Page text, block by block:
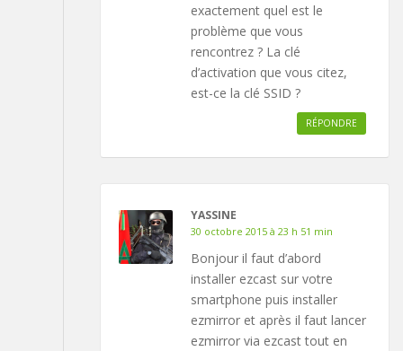
exactement quel est le
problème que vous
rencontrez ? La clé
d’activation que vous citez,
est-ce la clé SSID ?
RÉPONDRE
YASSINE
30 octobre 2015 à 23 h 51 min
Bonjour il faut d’abord
installer ezcast sur votre
smartphone puis installer
ezmirror et après il faut lancer
ezmirror via ezcast tout en